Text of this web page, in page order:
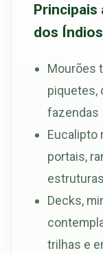
Principais
dos Índios
Mourões
piquetes,
fazendas
Eucalipto
portais,
Decks,
trilhas e